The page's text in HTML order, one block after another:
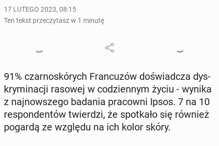
17 LUTEGO 2023, 08:15
Ten tekst przeczytasz w 1 minutę
91% czar­no­skó­rych Fran­cu­zów do­świad­cza dys­
kry­mi­na­cji rasowej w co­dzien­nym życiu - wynika
z naj­now­sze­go badania pra­cow­ni Ipsos. 7 na 10
re­spon­den­tów twier­dzi, że spo­tka­ło się również
pogardą ze względu na ich kolor skóry.